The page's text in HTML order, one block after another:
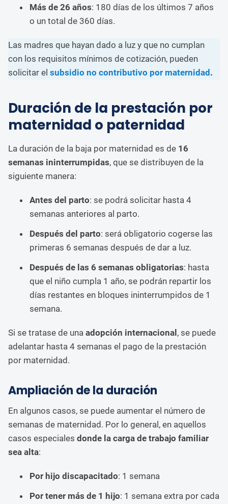
Más de 26 años: 180 días de los últimos 7 años
o un total de 360 días.
Las madres que hayan dado a luz y que no cumplan
con los requisitos mínimos de cotización, pueden
solicitar el subsidio no contributivo por maternidad .
Duración de la prestación por
maternidad o paternidad
La duración de la baja por maternidad es de 16
semanas ininterrumpidas, que se distribuyen de la
siguiente manera:
Antes del parto: se podrá solicitar hasta 4
semanas anteriores al parto.
Después del parto: será obligatorio cogerse las
primeras 6 semanas después de dar a luz.
Después de las 6 semanas obligatorias: hasta
que el niño cumpla 1 año, se podrán repartir los
días restantes en bloques ininterrumpidos de 1
semana.
Si se tratase de una adopción internacional , se puede
adelantar hasta 4 semanas el pago de la prestación
por maternidad.
Ampliación de la duración
En algunos casos, se puede aumentar el número de
semanas de maternidad. Por lo general, en aquellos
casos especiales donde la carga de trabajo familiar
sea alta:
Por hijo discapacitado: 1 semana
Por tener más de 1 hijo: 1 semana extra por cada